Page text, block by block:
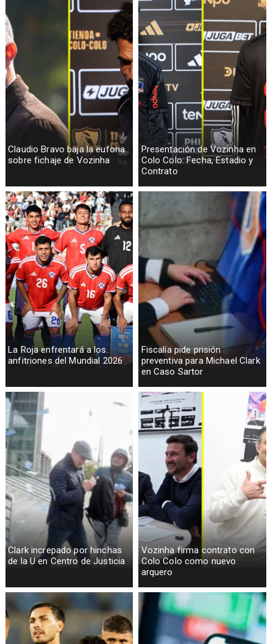
Claudio Bravo baja la euforia
sobre fichaje de Vozinha
Presentación de Vozinha en
Colo Colo: Fecha, Estadio y
Contrato
La Roja enfrentará a los
anfitriones del Mundial 2026
Fiscalía pide prisión
preventiva para Michael Clark
en Caso Sartor
Clark increpado por hinchas
de la U en Centro de Justicia
Vozinha firma contrato con
Colo Colo como nuevo
arquero